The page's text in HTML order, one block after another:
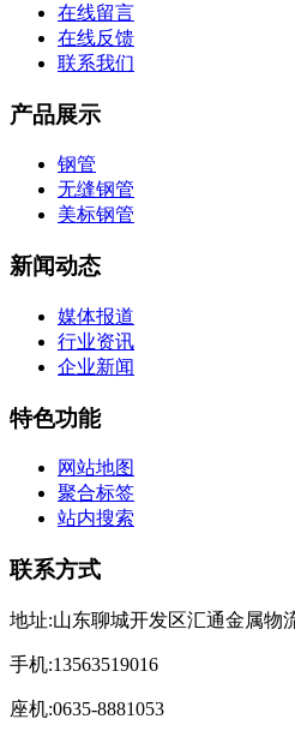
在线留言
在线反馈
联系我们
产品展示
钢管
无缝钢管
美标钢管
新闻动态
媒体报道
行业资讯
企业新闻
特色功能
网站地图
聚合标签
站内搜索
联系方式
地址:山东聊城开发区汇通金属物
手机:13563519016
座机:0635-8881053